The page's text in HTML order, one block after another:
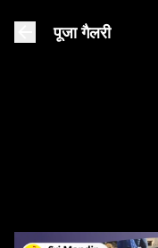
पूजा गैलरी